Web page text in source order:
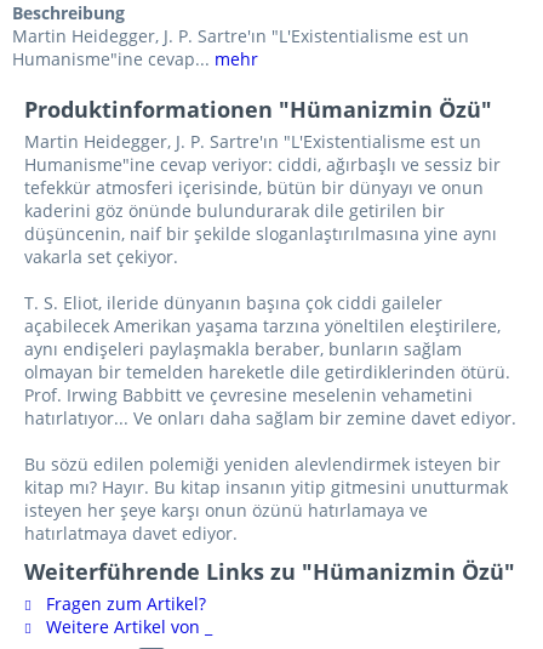
Beschreibung
Martin Heidegger, J. P. Sartre'ın "L'Existentialisme est un
Humanisme"ine cevap... mehr
Produktinformationen "Hümanizmin Özü"
Martin Heidegger, J. P. Sartre'ın "L'Existentialisme est un
Humanisme"ine cevap veriyor: ciddi, ağırbaşlı ve sessiz bir
tefekkür atmosferi içerisinde, bütün bir dünyayı ve onun
kaderini göz önünde bulundurarak dile getirilen bir
düşüncenin, naif bir şekilde sloganlaştırılmasına yine aynı
vakarla set çekiyor.
T. S. Eliot, ileride dünyanın başına çok ciddi gaileler
açabilecek Amerikan yaşama tarzına yöneltilen eleştirilere,
aynı endişeleri paylaşmakla beraber, bunların sağlam
olmayan bir temelden hareketle dile getirdiklerinden ötürü.
Prof. Irwing Babbitt ve çevresine meselenin vehametini
hatırlatıyor... Ve onları daha sağlam bir zemine davet ediyor.
Bu sözü edilen polemiği yeniden alevlendirmek isteyen bir
kitap mı? Hayır. Bu kitap insanın yitip gitmesini unutturmak
isteyen her şeye karşı onun özünü hatırlamaya ve
hatırlatmaya davet ediyor.
Weiterführende Links zu "Hümanizmin Özü"
Fragen zum Artikel?
Weitere Artikel von _